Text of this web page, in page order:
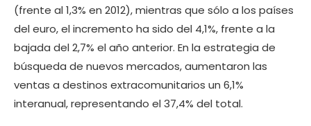
(frente al 1,3% en 2012), mientras que sólo a los países
del euro, el incremento ha sido del 4,1%, frente a la
bajada del 2,7% el año anterior. En la estrategia de
búsqueda de nuevos mercados, aumentaron las
ventas a destinos extracomunitarios un 6,1%
interanual, representando el 37,4% del total.